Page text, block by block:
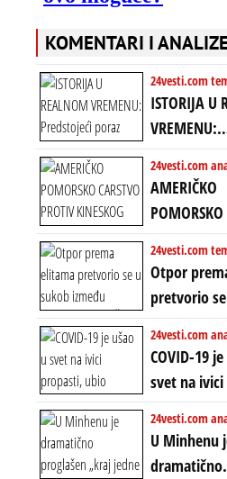
KOMENTARI I ANALIZE
24vesti.com
ISTORIJA U
VREMENU:
Predstojeći
Amerike u
uvodi eru
finansijskih
previranja i
starog
24vesti.com
AMERIČKO
POMORSKO
PROTIV
KOPNENOG
Rat u Iranu
globalne
24vesti.com
Otpor
pretvorio
između
ZAŠTO SE
EKSTREMNA
24vesti.com
COVID-19
svet na
ubio
spasao sistem
24vesti.com
U Minhenu
dramatično